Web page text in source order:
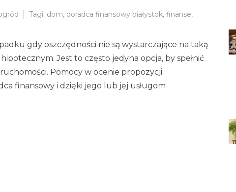
Tagi: dom, doradca finansowy białystok, finanse,
gdy oszczędności nie są wystarczające na taką
Jest to często jedyna opcja, by spełnić
Pomocy w ocenie propozycji
finansowy i dzięki jego lub jej usługom